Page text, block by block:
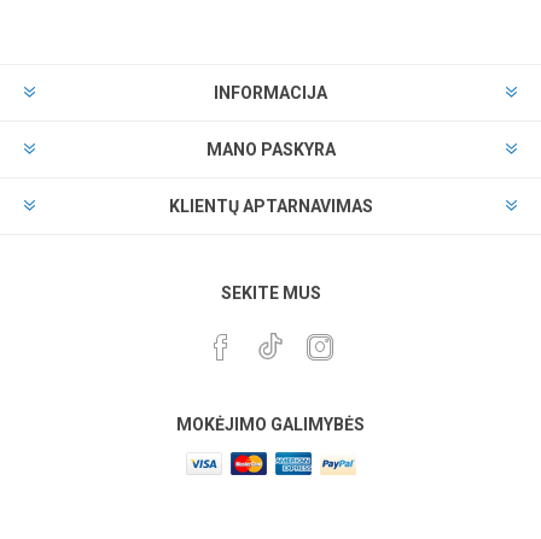
INFORMACIJA
MANO PASKYRA
KLIENTŲ APTARNAVIMAS
SEKITE MUS
MOKĖJIMO GALIMYBĖS